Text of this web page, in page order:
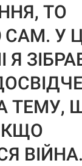
ТО
У
Я
ТЕМУ,
ВІЙНА.